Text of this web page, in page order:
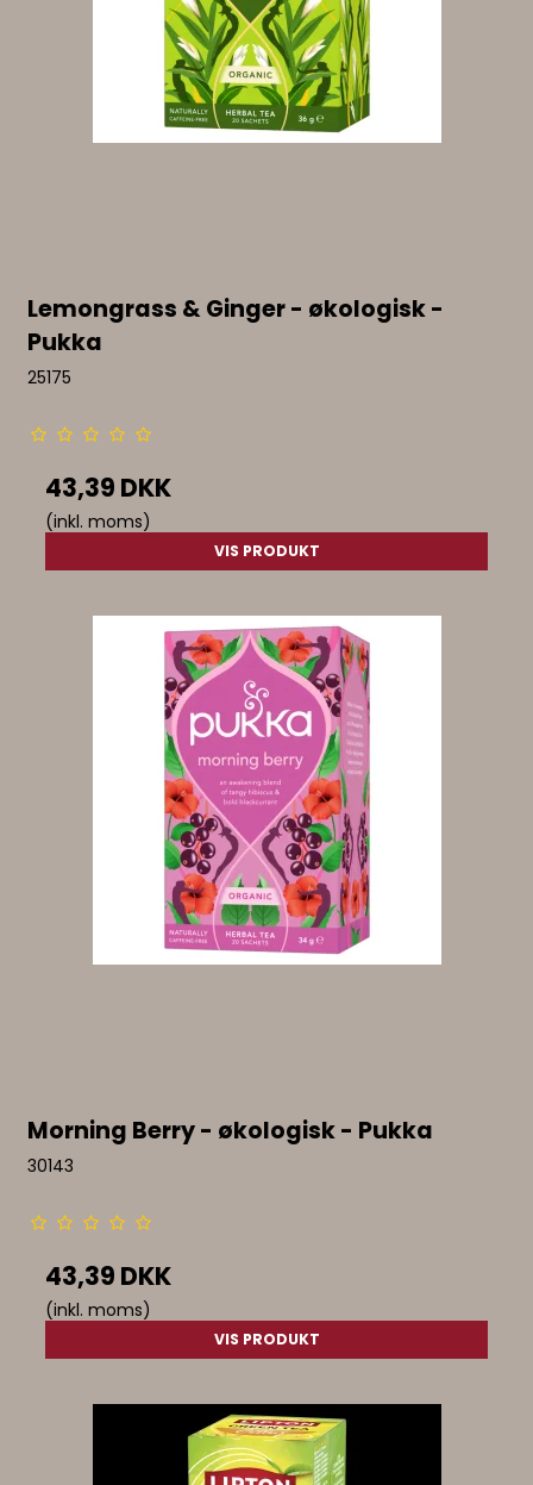
Lemongrass & Ginger - økologisk -
Pukka
25175
43,39 DKK
(inkl. moms)
VIS PRODUKT
Morning Berry - økologisk - Pukka
30143
43,39 DKK
(inkl. moms)
VIS PRODUKT